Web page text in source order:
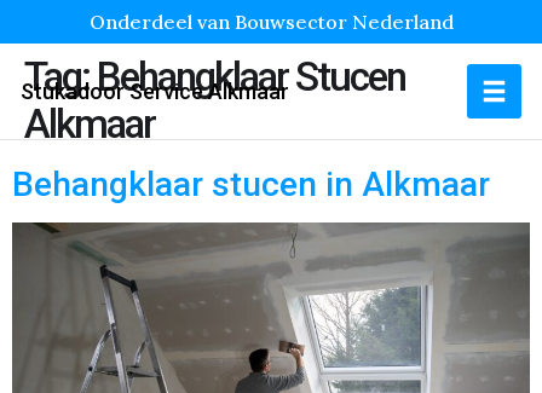
Onderdeel van Bouwsector Nederland
Stukadoor Service Alkmaar
Tag:Behangklaar Stucen
Alkmaar
Behangklaar stucen in Alkmaar